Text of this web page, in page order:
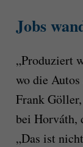
Jobs
„Produziert
wo die Autos
Frank
bei Horváth,
„Das ist